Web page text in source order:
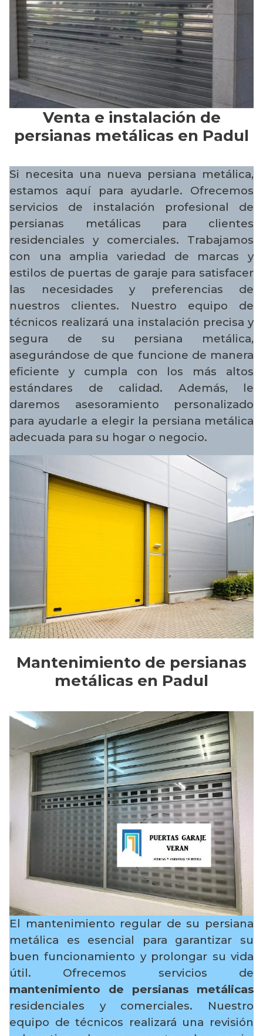
Venta e instalación de
persianas metálicas en Padul
Si necesita una nueva persiana metálica,
estamos aquí para ayudarle. Ofrecemos
servicios de instalación profesional de
persianas metálicas para clientes
residenciales y comerciales. Trabajamos
con una amplia variedad de marcas y
estilos de puertas de garaje para satisfacer
las necesidades y preferencias de
nuestros clientes. Nuestro equipo de
técnicos realizará una instalación precisa y
segura de su persiana metálica,
asegurándose de que funcione de manera
eficiente y cumpla con los más altos
estándares de calidad. Además, le
daremos asesoramiento personalizado
para ayudarle a elegir la persiana metálica
adecuada para su hogar o negocio.
Mantenimiento de persianas
metálicas en Padul
El mantenimiento regular de su persiana
metálica es esencial para garantizar su
buen funcionamiento y prolongar su vida
útil. Ofrecemos servicios de
mantenimiento de persianas metálicas
residenciales y comerciales. Nuestro
equipo de técnicos realizará una revisión